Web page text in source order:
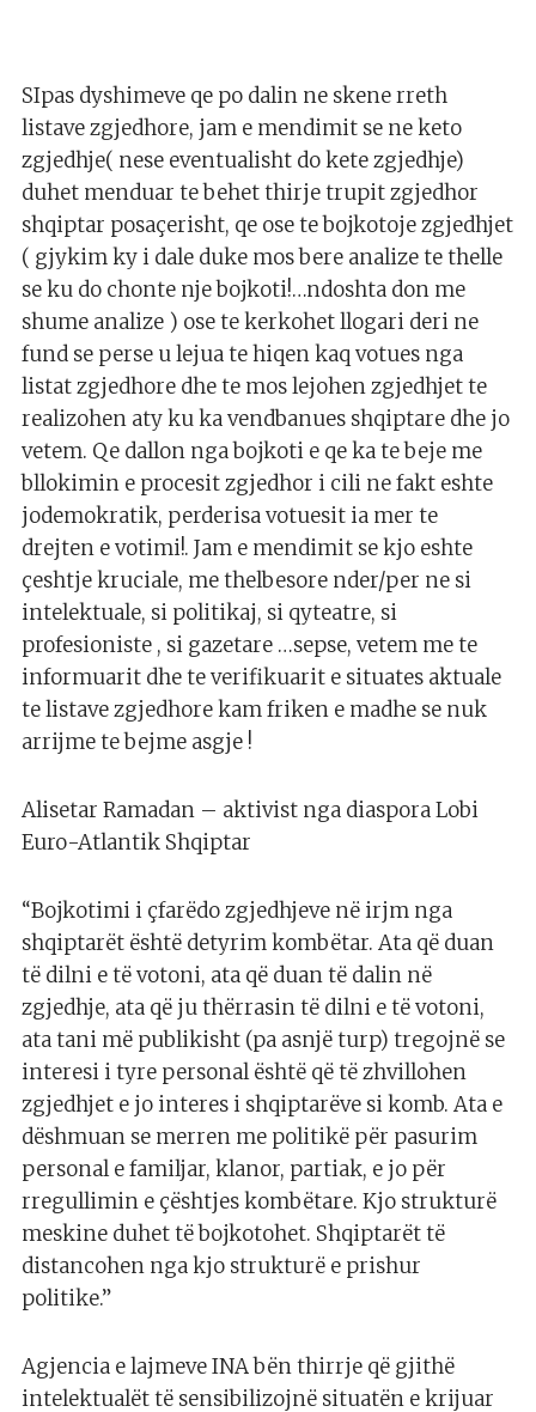
SIpas dyshimeve qe po dalin ne skene rreth
listave zgjedhore, jam e mendimit se ne keto
zgjedhje( nese eventualisht do kete zgjedhje)
duhet menduar te behet thirje trupit zgjedhor
shqiptar posaçerisht, qe ose te bojkotoje zgjedhjet
( gjykim ky i dale duke mos bere analize te thelle
se ku do chonte nje bojkoti!…ndoshta don me
shume analize ) ose te kerkohet llogari deri ne
fund se perse u lejua te hiqen kaq votues nga
listat zgjedhore dhe te mos lejohen zgjedhjet te
realizohen aty ku ka vendbanues shqiptare dhe jo
vetem. Qe dallon nga bojkoti e qe ka te beje me
bllokimin e procesit zgjedhor i cili ne fakt eshte
jodemokratik, perderisa votuesit ia mer te
drejten e votimi!. Jam e mendimit se kjo eshte
çeshtje kruciale, me thelbesore nder/per ne si
intelektuale, si politikaj, si qyteatre, si
profesioniste , si gazetare …sepse, vetem me te
informuarit dhe te verifikuarit e situates aktuale
te listave zgjedhore kam friken e madhe se nuk
arrijme te bejme asgje !
Alisetar Ramadan – aktivist nga diaspora Lobi
Euro-Atlantik Shqiptar
“Bojkotimi i çfarëdo zgjedhjeve në irjm nga
shqiptarët është detyrim kombëtar. Ata që duan
të dilni e të votoni, ata që duan të dalin në
zgjedhje, ata që ju thërrasin të dilni e të votoni,
ata tani më publikisht (pa asnjë turp) tregojnë se
interesi i tyre personal është që të zhvillohen
zgjedhjet e jo interes i shqiptarëve si komb. Ata e
dëshmuan se merren me politikë për pasurim
personal e familjar, klanor, partiak, e jo për
rregullimin e çështjes kombëtare. Kjo strukturë
meskine duhet të bojkotohet. Shqiptarët të
distancohen nga kjo strukturë e prishur
politike.”
Agjencia e lajmeve INA bën thirrje që gjithë
intelektualët të sensibilizojnë situatën e krijuar